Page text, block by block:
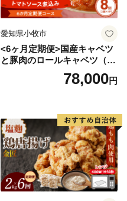
愛知県小牧市
<6ヶ月定期便>国産キャベツ
と豚肉のロールキャベツ（4P
78,000円